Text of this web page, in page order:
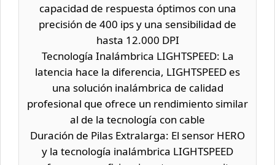
capacidad de respuesta óptimos con una
precisión de 400 ips y una sensibilidad de
hasta 12.000 DPI
Tecnología Inalámbrica LIGHTSPEED: La
latencia hace la diferencia, LIGHTSPEED es
una solución inalámbrica de calidad
profesional que ofrece un rendimiento similar
al de la tecnología con cable
Duración de Pilas Extralarga: El sensor HERO
y la tecnología inalámbrica LIGHTSPEED